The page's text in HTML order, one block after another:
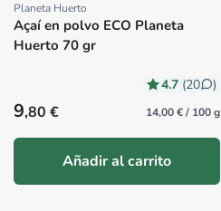
Proveedor:
Planeta Huerto
Açaí en polvo ECO Planeta
Huerto 70 gr
4.7 (20 )
Precio habitual
9,80 € 14,00 € / 100 g
Añadir al carrito